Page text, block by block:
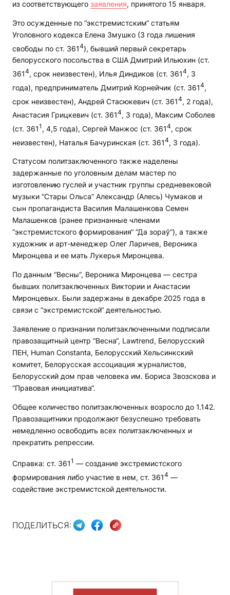
из соответствующего заявления, принятого 15 января.
Это осужденные по “экстремистским“ статьям
Уголовного кодекса Елена Змушко (3 года лишения
свободы по ст. 3614), бывший первый секретарь
белорусского посольства в США Дмитрий Ильюхин (ст.
3614, срок неизвестен), Илья Диндикoв (ст. 3614, 3
года), предприниматель Дмитрий Корнейчик (ст. 3614,
срок неизвестен), Андрей Стасюкевич (ст. 3614
, 2 года),
Анастасия Грицкевич (ст. 3614, 3 года), Максим Соболев
(ст. 3611 , 4,5 года), Сергей Манжос (ст. 3614, срок
неизвестен), Наталья Бачуринская (ст. 3614 , 3 года).
Статусом политзаключенного также наделены
задержанные по уголовным делам мастер по
изготовлению гуслей и участник группы средневековой
музыки “Стары Ольса” Александр (Алесь) Чумаков и
сын пропагандиста Василия Малашенкова Семен
Малашенков (ранее признанные членами
“экстремистского формирования“ “Да зораў“), а также
художник и арт-менеджер Олег Ларичев, Вероника
Миронцева и ее мать Лукерья Миронцева.
По данным “Весны“, Вероника Миронцева — сестра
бывших политзаключенных Виктории и Анастасии
Миронцевых. Были задержаны в декабре 2025 года в
связи с “экстремистской“ деятельностью.
Заявление о признании политзаключенными подписали
правозащитный центр “Весна“, Lawtrend, Белорусский
ПЕН, Human Constanta, Белорусский Хельсинкский
комитет, Белорусская ассоциация журналистов,
Белорусский дом прав человека им. Бориса Звозскова и
“Правовая инициатива“.
Общее количество политзаключенных возросло до 1.142.
Правозащитники продолжают безуспешно требовать
немедленно освободить всех политзаключенных и
прекратить репрессии.
Справка: ст. 3611 — создание экстремистского
формирования либо участие в нем, ст. 3614 —
содействие экстремистской деятельности.
ПОДЕЛИТЬСЯ: